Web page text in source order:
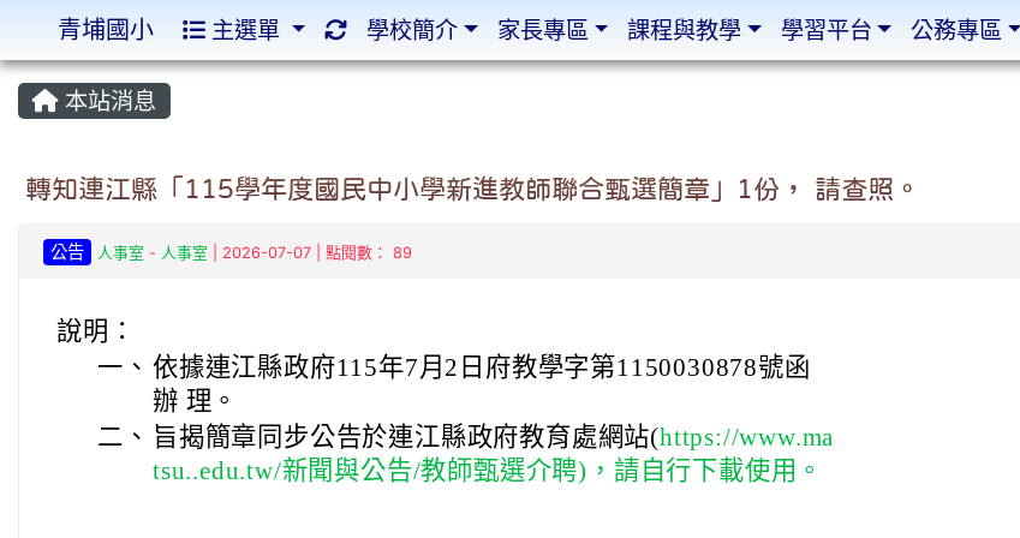
:::
本站消息
轉知連江縣「115學年度國民中小學新進教師聯合甄選簡章」1份， 請查照。
公告 人事室 - 人事室 | 2026-07-07 | 點閱數： 89
說明：
一、 依據連江縣政府115年7月2日府教學字第1150030878號函
辦 理。
二、 旨揭簡章同步公告於連江縣政府教育處網站(https://www.ma
tsu..edu.tw/新聞與公告/教師甄選介聘)，請自行下載使用。
青埔國小 ::: 主選單 學校簡介 家長專區 課程與教學 學習平台 公務專區